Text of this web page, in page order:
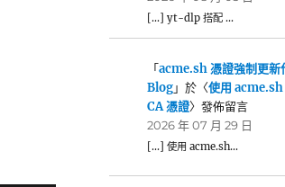
[…] yt-dlp 搭配 …
「acme.sh 憑證強制更
Blog」於〈使用
CA 憑證〉發佈留言
2026 年 07 月 29 日
[…] 使用 acme.sh…